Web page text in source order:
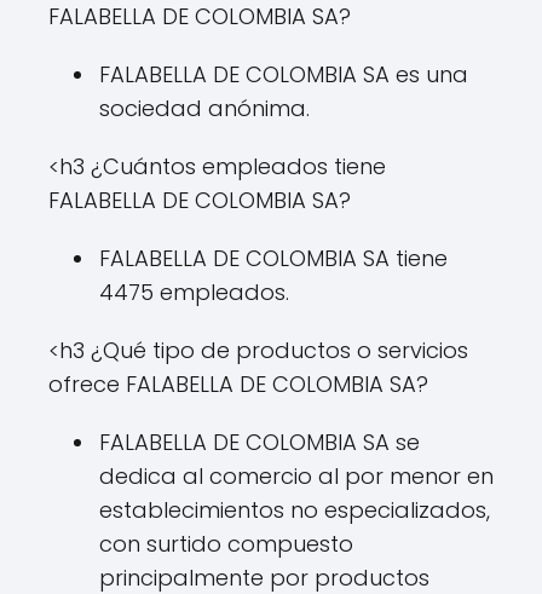
FALABELLA DE COLOMBIA SA?
FALABELLA DE COLOMBIA SA es una
sociedad anónima.
<h3 ¿Cuántos empleados tiene
FALABELLA DE COLOMBIA SA?
FALABELLA DE COLOMBIA SA tiene
4475 empleados.
<h3 ¿Qué tipo de productos o servicios
ofrece FALABELLA DE COLOMBIA SA?
FALABELLA DE COLOMBIA SA se
dedica al comercio al por menor en
establecimientos no especializados,
con surtido compuesto
principalmente por productos